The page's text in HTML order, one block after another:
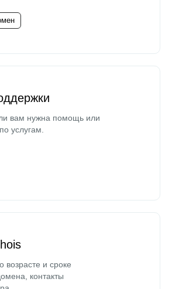
вам нужна помощь или
услугам.
и сроке
контакты